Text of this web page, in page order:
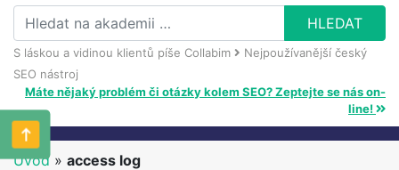
S láskou a vidinou klientů píše Collabim
Nejpoužívanější český
SEO nástroj
Máte nějaký problém či otázky kolem SEO? Zeptejte se nás on-
line!
Úvod» access log